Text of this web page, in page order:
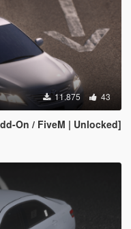
11.875 43
On / FiveM | Unlocked]